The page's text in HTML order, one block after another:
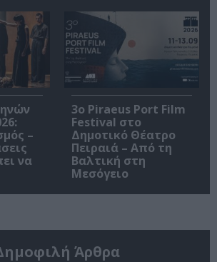
–
να
3o Piraeus Port Film
Festival στο
Δημοτικό Θέατρο
Πειραιά – Από τη
Βαλτική στη
Μεσόγειο
Άρθρα